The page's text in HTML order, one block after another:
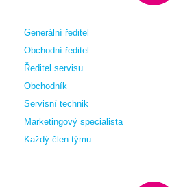
Generální ředitel
Obchodní ředitel
Ředitel servisu
Obchodník
Servisní technik
Marketingový specialista
Každý člen týmu